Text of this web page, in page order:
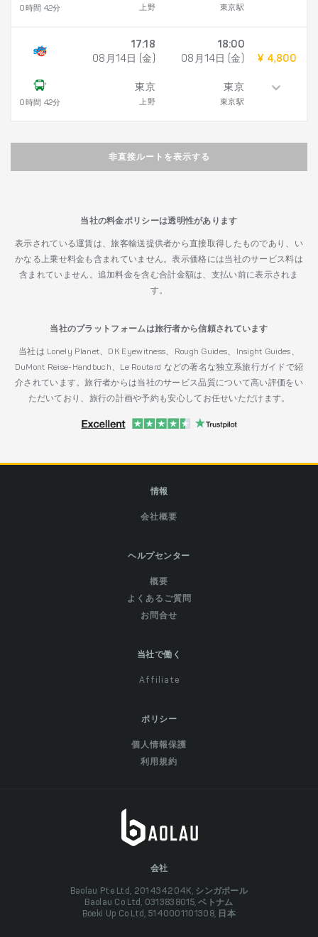
0時間 42分 上野 東京駅
0時間 42分
17:18
08月14日 (金)
東京
上野
18:00
08月14日 (金)
東京
東京駅
¥ 4,800
非直接ルートを表示する
当社の料金ポリシーは透明性があります
表示されている運賃は、旅客輸送提供者から直接取得したものであり、い
かなる上乗せ料金も含まれていません。表示価格には当社のサービス料は
含まれていません。追加料金を含む合計金額は、支払い前に表示されま
す。
当社のプラットフォームは旅行者から信頼されています
当社は Lonely Planet、DK Eyewitness、Rough Guides、Insight Guides、
DuMont Reise-Handbuch、Le Routard などの著名な独立系旅行ガイドで紹
介されています。旅行者からは当社のサービス品質について高い評価をい
ただいており、旅行の計画や予約も安心してお任せいただけます。
情報
会社概要
ヘルプセンター
概要
よくあるご質問
お問合せ
当社で働く
Affiliate
ポリシー
個人情報保護
利用規約
会社
Baolau Pte Ltd, 201434204K, シンガポール
Baolau Co Ltd, 0313838015, ベトナム
Boeki Up Co Ltd, 5140001101308, 日本